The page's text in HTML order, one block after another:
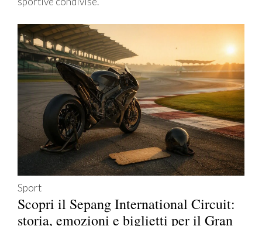
Sport
Scopri il Sepang International Circuit:
storia, emozioni e biglietti per il Gran